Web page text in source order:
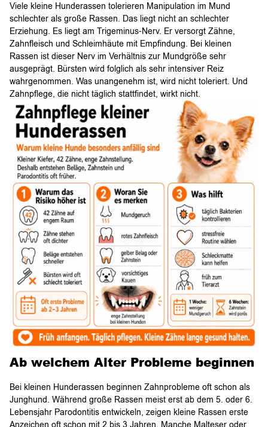
Viele kleine Hunderassen tolerieren Manipulation im Mund
schlechter als große Rassen. Das liegt nicht an schlechter
Erziehung. Es liegt am Trigeminus-Nerv. Er versorgt Zähne,
Zahnfleisch und Schleimhäute mit Empfindung. Bei kleinen
Rassen ist dieser Nerv im Verhältnis zur Mundgröße sehr
ausgeprägt. Bürsten wird folglich als sehr intensiver Reiz
wahrgenommen. Was unangenehm ist, wird nicht toleriert. Und
Zahnpflege, die nicht täglich stattfindet, wirkt nicht.
Ab welchem Alter Probleme beginnen
Bei kleinen Hunderassen beginnen Zahnprobleme oft schon als
Junghund. Während große Rassen meist erst ab dem 5. oder 6.
Lebensjahr Parodontitis entwickeln, zeigen kleine Rassen erste